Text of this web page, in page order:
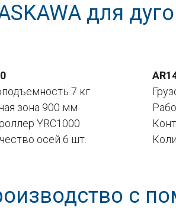
для
7 кг
зона 900 мм
YRC1000
осей 6 шт.
с